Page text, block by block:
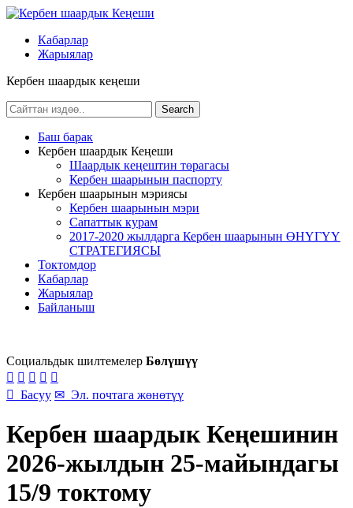
Кабарлар
Жарыялар
Кербен шаардык кеңеши
Баш барак
Кербен шаардык Кеңеши
Шаардык кеңештин төрагасы
Кербен шаарынын паспорту
Кербен шаарынын мэриясы
Кербен шаарынын мэри
Сапаттык курам
2017-2020 жылдарга Кербен шаарынын ӨНҮГҮҮ
СТРАТЕГИЯСЫ
Токтомдор
Кабарлар
Жарыялар
Байланыш
Социальдык шилтемелер Бөлүшүү
    
 Басуу ✉ Эл. почтага жөнөтүү
Кербен шаардык Кеңешинин
2026-жылдын 25-майындагы
15/9 токтому